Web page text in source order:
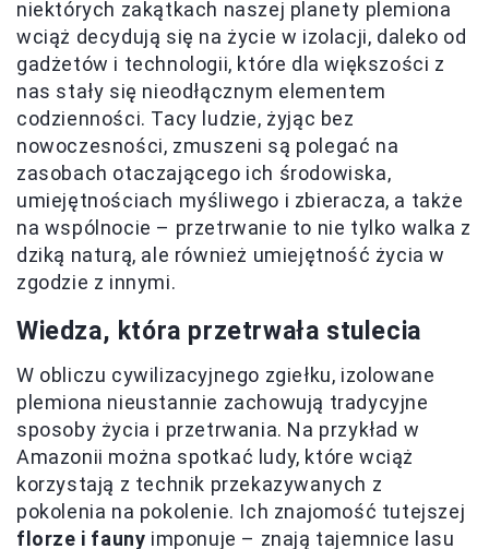
niektórych zakątkach naszej planety plemiona
wciąż decydują się na życie w izolacji, daleko od
gadżetów i technologii, które dla większości z
nas stały się nieodłącznym elementem
codzienności. Tacy ludzie, żyjąc bez
nowoczesności, zmuszeni są polegać na
zasobach otaczającego ich środowiska,
umiejętnościach myśliwego i zbieracza, a także
na wspólnocie – przetrwanie to nie tylko walka z
dziką naturą, ale również umiejętność życia w
zgodzie z innymi.
Wiedza, która przetrwała stulecia
W obliczu cywilizacyjnego zgiełku, izolowane
plemiona nieustannie zachowują tradycyjne
sposoby życia i przetrwania. Na przykład w
Amazonii można spotkać ludy, które wciąż
korzystają z technik przekazywanych z
pokolenia na pokolenie. Ich znajomość tutejszej
florze i fauny imponuje – znają tajemnice lasu